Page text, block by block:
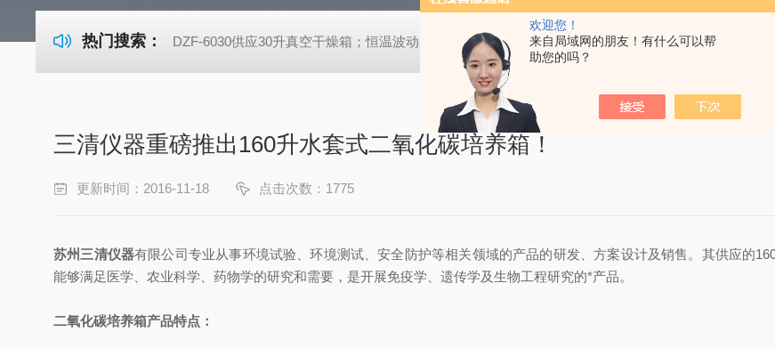
欢迎您！
来自局域网的朋友！有什么可以帮
助您的吗？
热门搜索： DZF-6030供应30升真空干燥箱；恒温波动度:±0.5℃ DHG-9140B（140升）电热恒温鼓风干燥箱，
三清仪器重磅推出160升水套式二氧化碳培养箱！
更新时间：2016-11-18 点击次数：1775
苏州三清仪器有限公司专业从事环境试验、环境测试、安全防护等相关领域的产品的研发、方案设计及销售。其供应的
能够满足医学、农业科学、药物学的研究和需要，是开展免疫学、遗传学及生物工程研究的*产品。
二氧化碳培养箱产品特点：